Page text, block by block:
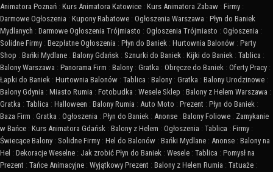
Animatora Poznań : Kurs Animatora Katowice : Kurs Animatora Zabaw : Firmy :
Darmowe Ogłoszenia : Kupony Rabatowe : Ogłoszenia Warszawa : Płyn do Baniek
Mydlanych : Darmowe Ogłoszenia Trójmiasto : Ogłoszenia Trójmiasto : Ogłoszenia :
Solidne Firmy : Bezpłatne Ogłoszenia : Płyn do Baniek : Hurtownia Balonów : Party
Shop : Bańki Mydlane : Balony Gdańsk : Sznurki do Baniek : Kijki do Baniek : Tablica :
Balony Warszawa : Panorama Firm : Balony : Gratka : Obręcze do Baniek : Oferty Pracy :
Łapki do Baniek : Hurtownia Balonów : Tablica : Balony : Gratka : Balony Urodzinowe :
Balony Gdynia : Miasto Rumia : Fotobudka : Wesele Sklep : Balony z Helem Warszawa :
Gratka : Tablica : Halloween : Balony Rumia : Auto Moto : Prezent : Płyn do Baniek :
Baza Firm : Gratka : Ogłoszenia : Płyn do Baniek : Anonse : Balony Foliowe : Zamykanie
w Bańce : Kurs Animatora Gdańsk : Balony z Helem : Ogłoszenia : Tablica : Firmy :
Świecące Balony : Solidne Firmy : Hel do Balonów : Bańki Mydlane : Anonse : Balony na
Hel : Dekoracje Weselne : Jak zrobić Płyn do Baniek : Wesele : Tablica : Pomysł na
Prezent : Tańce Animacyjne : Wyjątkowy Prezent : Balony z Helem Rumia : Tatuaże :